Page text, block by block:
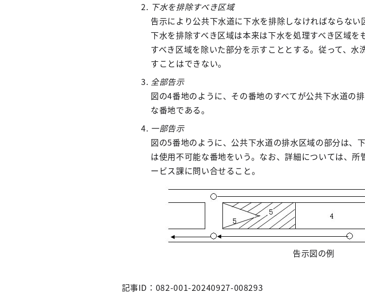
下水を排除すべき区域
告示により公共下水道に下水を排除しなければならない
下水を排除すべき区域は本来は下水を処理すべき区域
すべき区域を除いた部分を示すこととする。従って、
すことはできない。
全部告示
図の4番地のように、その番地のすべてが公共下水道の
な番地である。
一部告示
図の5番地のように、公共下水道の排水区域の部分は、
は使用不可能な番地をいう。なお、詳細については、
ービス課に問い合せること。
告示図の例
記事ID：082-001-20240927-008293